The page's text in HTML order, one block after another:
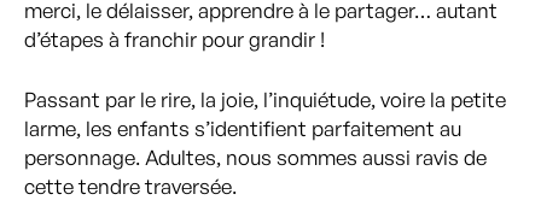
merci, le délaisser, apprendre à le partager… autant
d’étapes à franchir pour grandir !
Passant par le rire, la joie, l’inquiétude, voire la petite
larme, les enfants s’identifient parfaitement au
personnage. Adultes, nous sommes aussi ravis de
cette tendre traversée.